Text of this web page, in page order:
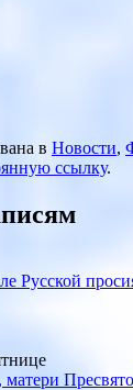
в Новости,
ссылку.
Русской